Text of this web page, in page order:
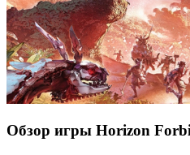
Обзор игры Horizon